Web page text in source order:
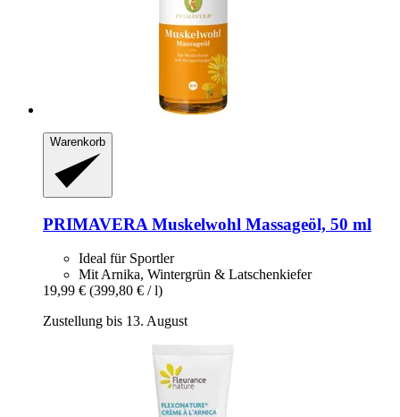
Warenkorb
PRIMAVERA Muskelwohl Massageöl, 50 ml
Ideal für Sportler
Mit Arnika, Wintergrün & Latschenkiefer
19,99 € (399,80 € / l)
Zustellung bis 13. August